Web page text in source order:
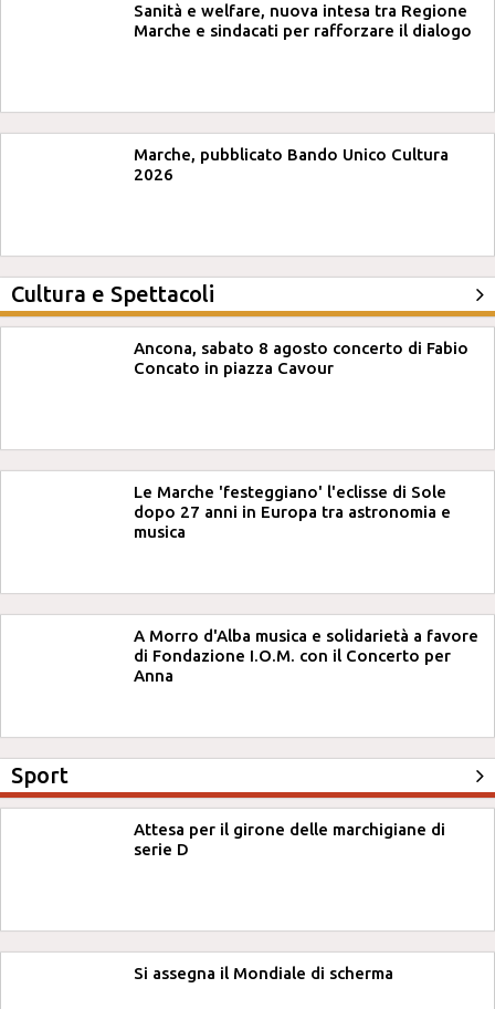
Sanità e welfare, nuova intesa tra Regione
Marche e sindacati per rafforzare il dialogo
Marche, pubblicato Bando Unico Cultura
2026
Cultura e Spettacoli
Ancona, sabato 8 agosto concerto di Fabio
Concato in piazza Cavour
Le Marche 'festeggiano' l'eclisse di Sole
dopo 27 anni in Europa tra astronomia e
musica
A Morro d'Alba musica e solidarietà a favore
di Fondazione I.O.M. con il Concerto per
Anna
Sport
Attesa per il girone delle marchigiane di
serie D
Si assegna il Mondiale di scherma